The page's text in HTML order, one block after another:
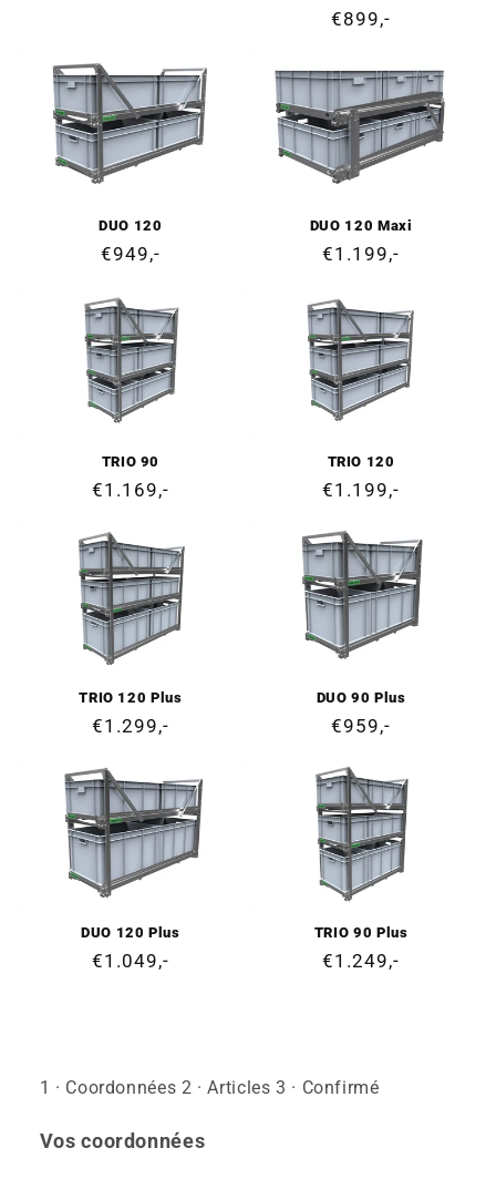
Prix
€899,-
DUO 120
Prix
€949,-
DUO 120 Maxi
Prix
€1.199,-
TRIO 90
Prix
€1.169,-
TRIO 120
Prix
€1.199,-
TRIO 120 Plus
Prix
€1.299,-
DUO 90 Plus
Prix
€959,-
DUO 120 Plus
Prix
€1.049,-
TRIO 90 Plus
Prix
€1.249,-